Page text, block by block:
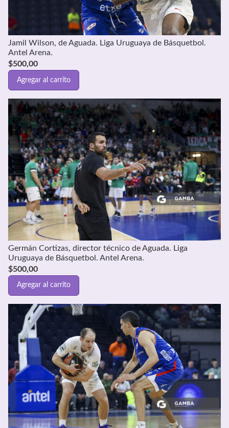
Jamil Wilson, de Aguada. Liga Uruguaya de Básquetbol.
Antel Arena.
$500,00
Agregar al carrito
Germán Cortizas, director técnico de Aguada. Liga
Uruguaya de Básquetbol. Antel Arena.
$500,00
Agregar al carrito